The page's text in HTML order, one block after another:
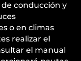
conducción y
o en climas
realizar el
el manual